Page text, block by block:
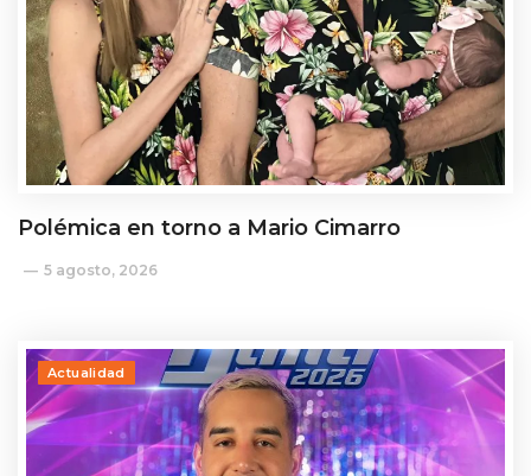
Polémica en torno a Mario Cimarro
5 agosto, 2026
Actualidad